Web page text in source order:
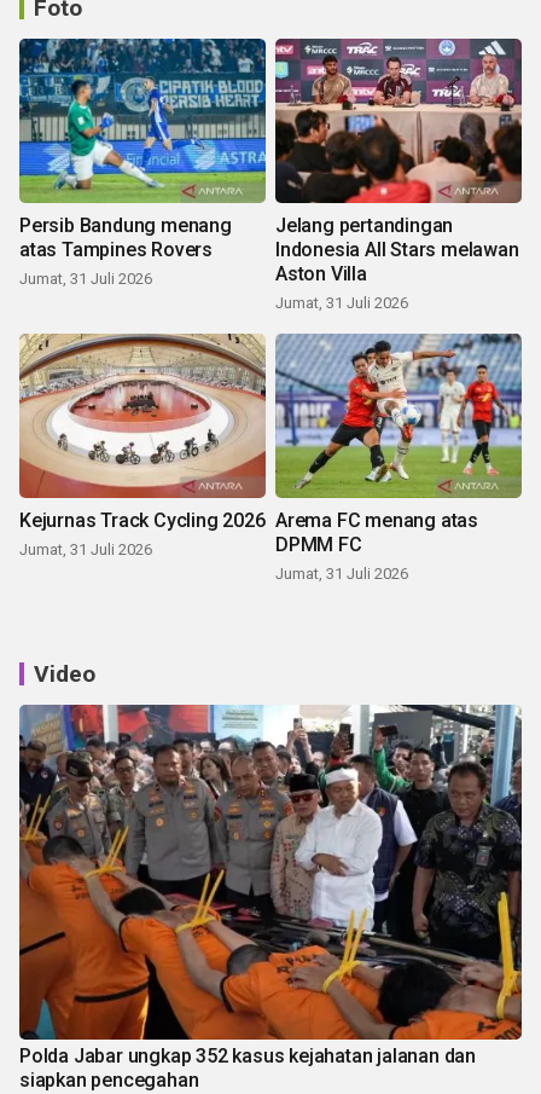
Foto
Persib Bandung menang
atas Tampines Rovers
Jumat, 31 Juli 2026
Jelang pertandingan
Indonesia All Stars melawan
Aston Villa
Jumat, 31 Juli 2026
Kejurnas Track Cycling 2026
Jumat, 31 Juli 2026
Arema FC menang atas
DPMM FC
Jumat, 31 Juli 2026
Video
Polda Jabar ungkap 352 kasus kejahatan jalanan dan
siapkan pencegahan